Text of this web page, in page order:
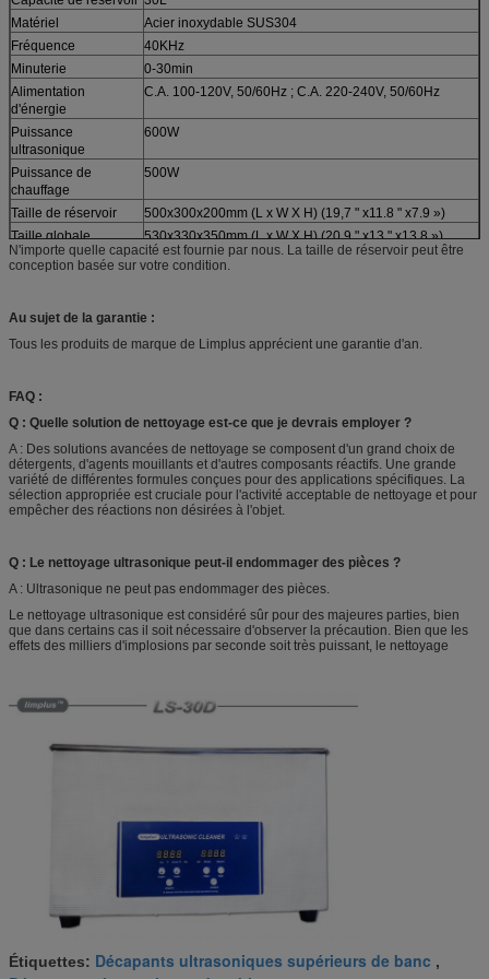
Matériel
Acier inoxydable SUS304
Fréquence
40KHz
Minuterie
0-30min
Alimentation
d'énergie
C.A. 100-120V, 50/60Hz ; C.A. 220-240V, 50/60Hz
Puissance
ultrasonique
600W
Puissance de
chauffage
500W
Taille de réservoir
500x300x200mm (L x W X H) (19,7 " x11.8 " x7.9 »)
Taille globale
530x330x350mm (L x W X H) (20,9 " x13 " x13.8 »)
Taille de carton
634x400x440 millimètre (L x W X H) (25" x15.7 "
N.W
Temps de garantie
12 mois
N'importe quelle capacité est fournie par nous. La taille de réservoir peut être
conception basée sur votre condition.
Au sujet de la garantie :
Tous les produits de marque de Limplus apprécient une garantie d'an.
FAQ :
Q : Quelle solution de nettoyage est-ce que je devrais employer ?
A : Des solutions avancées de nettoyage se composent d'un grand choix de
détergents, d'agents mouillants et d'autres composants réactifs. Une grande
variété de différentes formules conçues pour des applications spécifiques. La
sélection appropriée est cruciale pour l'activité acceptable de nettoyage et pour
empêcher des réactions non désirées à l'objet.
Q : Le nettoyage ultrasonique peut-il endommager des pièces ?
A : Ultrasonique ne peut pas endommager des pièces.
Le nettoyage ultrasonique est considéré sûr pour des majeures parties, bien
que dans certains cas il soit nécessaire d'observer la précaution. Bien que les
effets des milliers d'implosions par seconde soit très puissant, le nettoyage
Étiquettes: Décapants ultrasoniques supérieurs de banc ,